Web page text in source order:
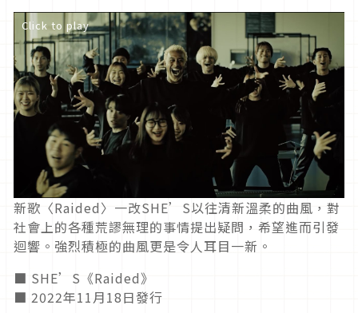
Click to play
新歌〈Raided〉一改SHE’S以往清新溫柔的曲風，對
社會上的各種荒謬無理的事情提出疑問，希望進而引發
迴響。強烈積極的曲風更是令人耳目一新。
■ SHE’S《Raided》
■ 2022年11月18日發行